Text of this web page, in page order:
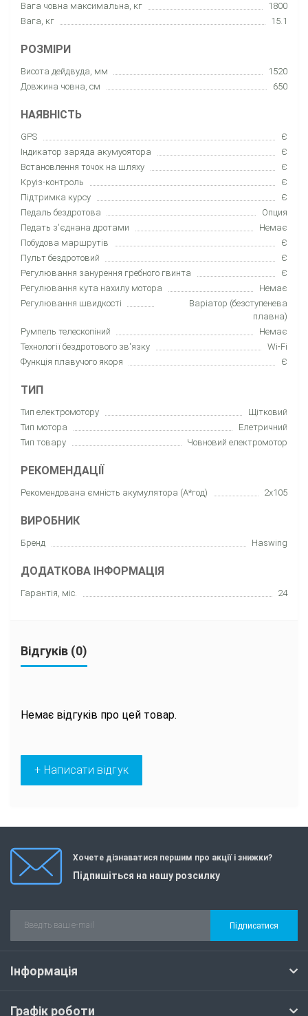
Вага човна максимальна, кг
1800
Вага, кг
15.1
РОЗМІРИ
Висота дейдвуда, мм
1520
Довжина човна, см
650
НАЯВНІСТЬ
GPS
Є
Індикатор заряда акумуоятора
Є
Встановлення точок на шляху
Є
Круіз-контроль
Є
Підтримка курсу
Є
Педаль бездротова
Опция
Педать з'єднана дротами
Немає
Побудова маршрутів
Є
Пульт бездротовий
Є
Регулювання занурення гребного гвинта
Є
Регулювання кута нахилу мотора
Немає
Регулювання швидкості
Варіатор (безступенева
плавна)
Румпель телескопіний
Немає
Технології бездротового зв'язку
Wi-Fi
Функція плавучого якоря
Є
ТИП
Тип електромотору
Щітковий
Тип мотора
Елетричний
Тип товару
Човновий електромотор
РЕКОМЕНДАЦІЇ
Рекомендована ємність акумулятора (А*год) 2x105
ВИРОБНИК
Бренд Haswing
ДОДАТКОВА ІНФОРМАЦІЯ
Гарантія, міс. 24
Відгуків (0)
Немає відгуків про цей товар.
+ Написати відгук
Хочете дізнаватися першим про акції і знижки?
Підпишіться на нашу розсилку
Підписатися
Інформація
Графік роботи